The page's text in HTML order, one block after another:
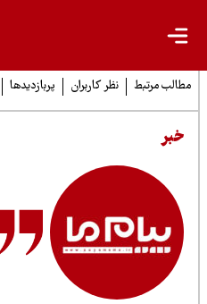
مرتبط نظر کاربران پربازدیدها